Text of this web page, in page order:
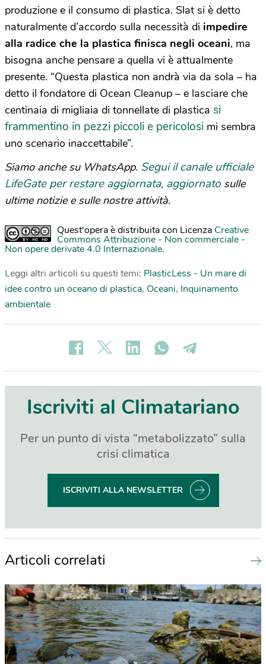
produzione e il consumo di plastica. Slat si è detto
naturalmente d’accordo sulla necessità di impedire
alla radice che la plastica finisca negli oceani, ma
bisogna anche pensare a quella vi è attualmente
presente. “Questa plastica non andrà via da sola – ha
detto il fondatore di Ocean Cleanup – e lasciare che
centinaia di migliaia di tonnellate di plastica si
frammentino in pezzi piccoli e pericolosi mi sembra
uno scenario inaccettabile”.
Siamo anche su WhatsApp. Segui il canale ufficiale
LifeGate per restare aggiornata, aggiornato sulle
ultime notizie e sulle nostre attività.
Quest'opera è distribuita con Licenza Creative
Commons Attribuzione - Non commerciale -
Non opere derivate 4.0 Internazionale.
Leggi altri articoli su questi temi: PlasticLess - Un mare di
idee contro un oceano di plastica, Oceani, Inquinamento
ambientale
Iscriviti al Climatariano
Per un punto di vista “metabolizzato” sulla
crisi climatica
ISCRIVITI ALLA NEWSLETTER
Articoli correlati